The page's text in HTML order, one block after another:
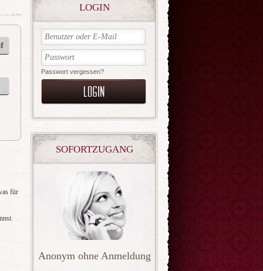
LOGIN
Passwort vergessen?
SOFORTZUGANG
Anonym ohne Anmeldung
für